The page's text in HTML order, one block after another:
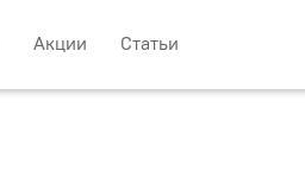
Акции Статьи